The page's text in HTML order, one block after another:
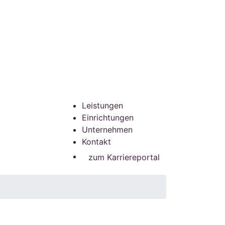
Leistungen
Einrichtungen
Unternehmen
Kontakt
zum Karriereportal